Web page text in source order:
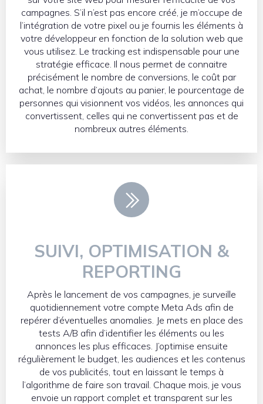
campagnes. S’il n’est pas encore créé, je m’occupe de
l’intégration de votre pixel ou je fournis les éléments à
votre développeur en fonction de la solution web que
vous utilisez. Le tracking est indispensable pour une
stratégie efficace. Il nous permet de connaitre
précisément le nombre de conversions, le coût par
achat, le nombre d’ajouts au panier, le pourcentage de
personnes qui visionnent vos vidéos, les annonces qui
convertissent, celles qui ne convertissent pas et de
nombreux autres éléments.
SUIVI, OPTIMISATION &
REPORTING
Après le lancement de vos campagnes, je surveille
quotidiennement votre compte Meta Ads afin de
repérer d’éventuelles anomalies. Je mets en place des
tests A/B afin d’identifier les éléments ou les
annonces les plus efficaces. J’optimise ensuite
régulièrement le budget, les audiences et les contenus
de vos publicités, tout en laissant le temps à
l’algorithme de faire son travail. Chaque mois, je vous
envoie un rapport complet et transparent sur les